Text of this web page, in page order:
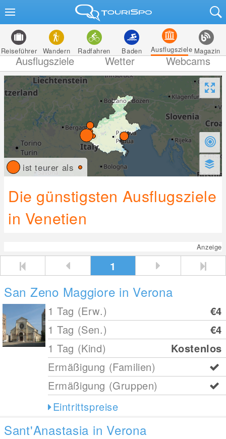
Reiseführer Wandern Radfahren Baden Ausflugsziele Magazin
Ausflugsziele Wetter Webcams
ist teurer als
Die günstigsten Ausflugsziele
in Venetien
Anzeige
1
San Zeno Maggiore in Verona
1 Tag (Erw.)
€4
1 Tag (Sen.)
€4
1 Tag (Kind)
Kostenlos
Ermäßigung (Familien)
Ermäßigung (Gruppen)
Eintrittspreise
Sant'Anastasia in Verona